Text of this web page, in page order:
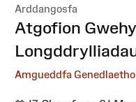
Arddangosfa
:Atgofion
Amgueddfa